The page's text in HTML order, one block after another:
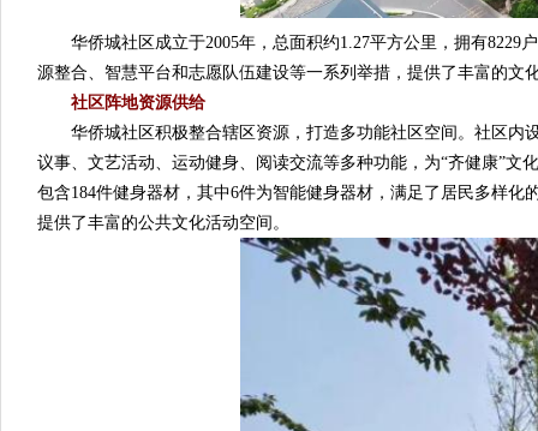
华侨城社区成立于2005年，总面积约1.27平方公里，拥有8229
源整合、智慧平台和志愿队伍建设等一系列举措，提供了丰富的
社区阵地资源供给
华侨城社区积极整合辖区资源，打造多功能社区空间。社区内
议事、文艺活动、运动健身、阅读交流等多种功能，为“齐健康”
包含184件健身器材，其中6件为智能健身器材，满足了居民多样
提供了丰富的公共文化活动空间。